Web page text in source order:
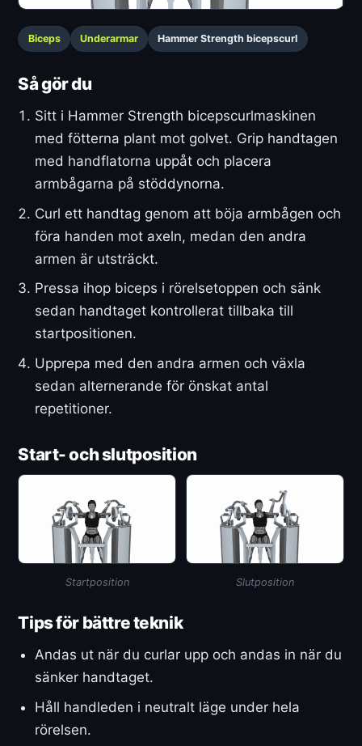
Biceps Underarmar Hammer Strength bicepscurl
Så gör du
Sitt i Hammer Strength bicepscurlmaskinen
med fötterna plant mot golvet. Grip handtagen
med handflatorna uppåt och placera
armbågarna på stöddynorna.
Curl ett handtag genom att böja armbågen och
föra handen mot axeln, medan den andra
armen är utsträckt.
Pressa ihop biceps i rörelsetoppen och sänk
sedan handtaget kontrollerat tillbaka till
startpositionen.
Upprepa med den andra armen och växla
sedan alternerande för önskat antal
repetitioner.
Start- och slutposition
Startposition Slutposition
Tips för bättre teknik
Andas ut när du curlar upp och andas in när du
sänker handtaget.
Håll handleden i neutralt läge under hela
rörelsen.